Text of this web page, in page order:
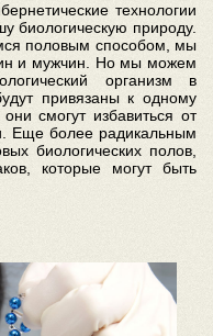
технологии
биологическую природу.
половым способом, мы
и мужчин. Но мы можем
организм в
привязаны к одному
смогут избавиться от
Еще более радикальным
биологических полов,
которые могут быть